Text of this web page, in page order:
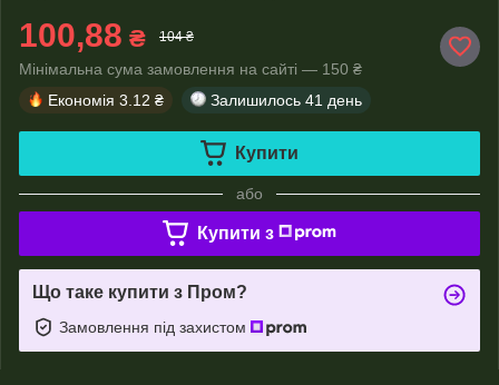
100,88 ₴ 104 ₴
Мінімальна сума замовлення на сайті — 150 ₴
Економія 3.12 ₴ Залишилось 41 день
Купити
або
Купити з
Що таке купити з Пром?
Замовлення під захистом